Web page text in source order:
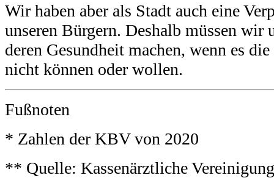
Wir haben aber als Stadt auch eine
unseren Bürgern. Deshalb müssen wir
deren Gesundheit machen, wenn es
nicht können oder wollen.
Fußnoten
* Zahlen der KBV von 2020
** Quelle: Kassenärztliche